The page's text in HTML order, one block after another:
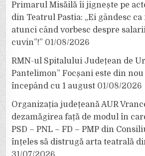
Primarul Misăilă îi jignește pe
din Teatrul Pastia: „Ei gândesc
atunci când vorbesc despre
cuvin”!” 01/08/2026
RMN-ul Spitalului Județean de
Pantelimon” Focșani este din
începând cu 1 august 01/08/2026
Organizația județeană AUR
dezamăgirea față de modul în
PSD – PNL – FD – PMP din
înțeles să distrugă arta teatrală